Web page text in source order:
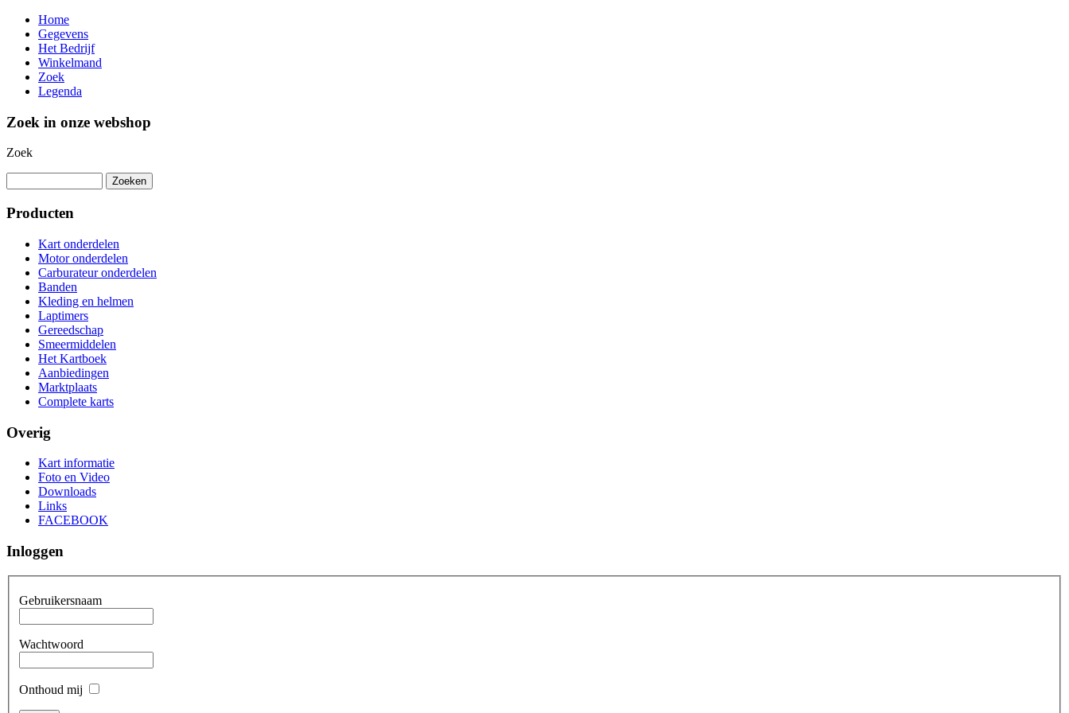
Home
Gegevens
Het Bedrijf
Winkelmand
Zoek
Legenda
Zoek in onze webshop
Zoek
Producten
Kart onderdelen
Motor onderdelen
Carburateur onderdelen
Banden
Kleding en helmen
Laptimers
Gereedschap
Smeermiddelen
Het Kartboek
Aanbiedingen
Marktplaats
Complete karts
Overig
Kart informatie
Foto en Video
Downloads
Links
FACEBOOK
Inloggen
Gebruikersnaam
Wachtwoord
Onthoud mij